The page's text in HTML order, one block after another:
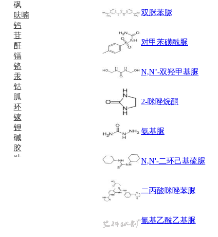
砜
呋喃
钙
苷
酐
镉
铬
汞
钴
胍
环
镓
钾
碱
胶
腈
双脒苯脲
对甲苯磺酰脲
N,N’-双羟甲基脲
2-咪唑烷酮
氨基脲
N,N'-二环己基硫脲
二丙酸咪唑苯脲
氰基乙酰乙基脲